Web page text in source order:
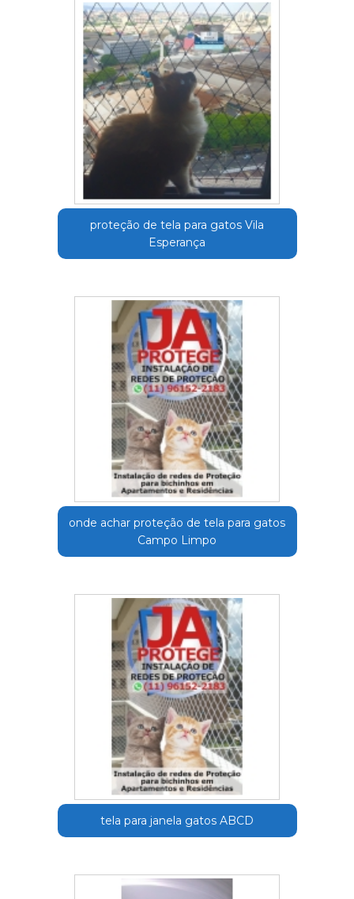
proteção de tela para gatos Vila
Esperança
onde achar proteção de tela para gatos
Campo Limpo
tela para janela gatos ABCD